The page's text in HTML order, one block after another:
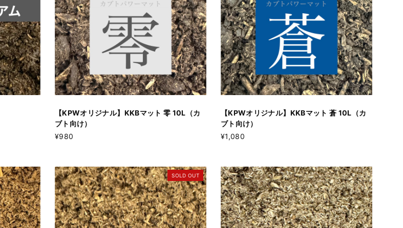
【KPWオリジナル】KKBマット 零 10L（カ
ブト向け）
¥980
【KPWオリジナル】KKBマット 蒼 10L（カ
ブト向け）
¥1,080
SOLD OUT